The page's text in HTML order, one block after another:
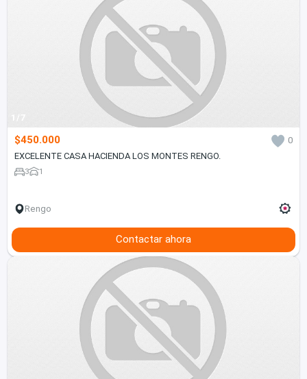
1/7
$450.000
0
EXCELENTE CASA HACIENDA LOS MONTES RENGO.
3 1
Rengo
Contactar ahora